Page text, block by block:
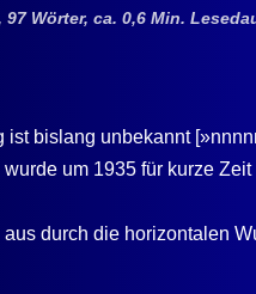
Wörter, ca. 0,6 Min.
ist bislang unbekannt
um 1935 für kurze Zeit
durch die horizontalen